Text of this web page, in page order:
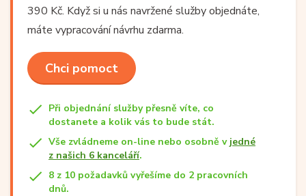
390 Kč. Když si u nás navržené služby objednáte,
máte vypracování návrhu zdarma.
Chci pomoct
Při objednání služby přesně víte, co
dostanete a kolik vás to bude stát.
Vše zvládneme on-line nebo osobně v jedné
z našich 6 kanceláří.
8 z 10 požadavků vyřešíme do 2 pracovních
dnů.